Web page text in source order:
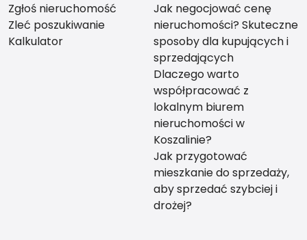
Zgłoś nieruchomość
Zleć poszukiwanie
Kalkulator
Jak negocjować cenę
nieruchomości? Skuteczne
sposoby dla kupujących i
sprzedających
Dlaczego warto
współpracować z
lokalnym biurem
nieruchomości w
Koszalinie?
Jak przygotować
mieszkanie do sprzedaży,
aby sprzedać szybciej i
drożej?